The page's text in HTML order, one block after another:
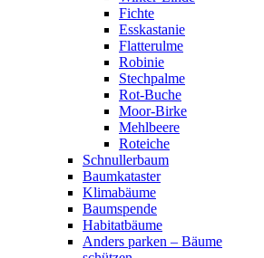
Fichte
Esskastanie
Flatterulme
Robinie
Stechpalme
Rot-Buche
Moor-Birke
Mehlbeere
Roteiche
Schnullerbaum
Baumkataster
Klimabäume
Baumspende
Habitatbäume
Anders parken – Bäume